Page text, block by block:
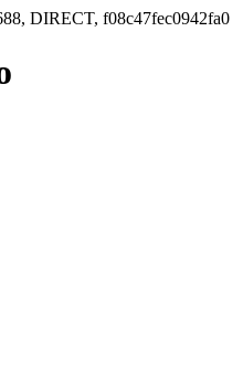
DIRECT, f08c47fec0942fa0